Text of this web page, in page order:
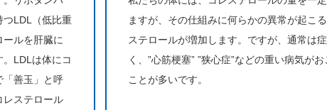
つLDL（低比重
ールを肝臓に
LDLは体にコ
「善玉」と呼
レステロール
ますが、その仕組みに何らかの異常が起こ
ステロールが増加します。ですが、通常は
く、”心筋梗塞” ”狭心症”などの重い病気が
ことが多いです。